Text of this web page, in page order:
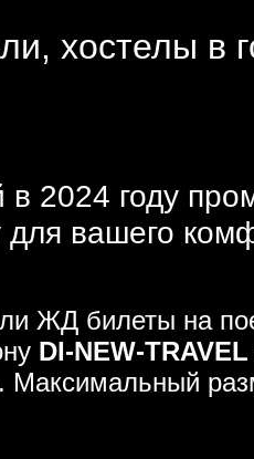
хостелы в
2024 году
вашего
ЖД билеты на
DI-NEW-TRAVEL
Максимальный